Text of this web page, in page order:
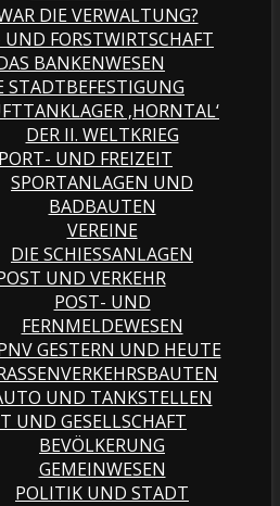
DIE VERWALTUNG?
FORSTWIRTSCHAFT
BANKENWESEN
STADTBEFESTIGUNG
‚HORNTAL‘
DER II. WELTKRIEG
UND FREIZEIT
SPORTANLAGEN UND
BADBAUTEN
VEREINE
DIE SCHIESSANLAGEN
UND VERKEHR
POST- UND
FERNMELDEWESEN
GESTERN UND HEUTE
UND TANKSTELLEN
UND GESELLSCHAFT
BEVÖLKERUNG
GEMEINWESEN
POLITIK UND STADT